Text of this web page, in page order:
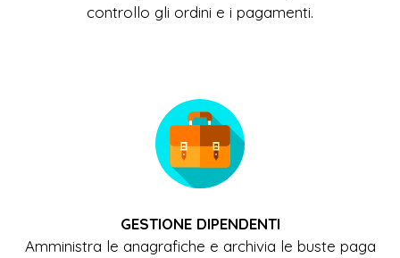
controllo gli ordini e i pagamenti.
GESTIONE DIPENDENTI
Amministra le anagrafiche e archivia le buste paga